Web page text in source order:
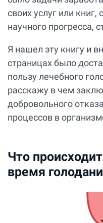
своих услуг или книг,
научного прогресса,
Я нашел эту книгу и
страницах было
пользу лечебного
расскажу в чем
добровольного
процессов в
Что
время